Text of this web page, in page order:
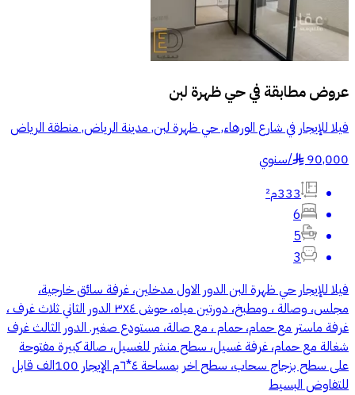
عروض مطابقة فيحي ظهرة لبن
فيلا للإيجار في شارع الورهاء, حي ظهرة لبن, مدينة الرياض, منطقة الرياض
90,000
§
/سنوي
333م²
6
5
3
فيلا للإيجار حي ظهرة البن الدور الاول مدخلين، غرفة سائق خارجية،
مجلس، وصالة ، ومطبخ، دورتين مياه، حوش ٣x٤ الدور الثاني ثلاث غرف ،
غرفة ماستر مع حمام، حمام ، مع صالة، مستودع صغير. الدور الثالث غرف
شغالة مع حمام، غرفة غسيل، سطح منشر للغسيل، صالة كبيرة مفتوحة
على سطح بزجاج سحاب، سطح اخر بمساحة ٤*٦م الإيجار 100الف قابل
للتفاوض البسيط